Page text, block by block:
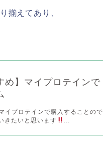
揃えてあり、
め】マイプロテインで
イプロテインで購入することので
きたいと思います